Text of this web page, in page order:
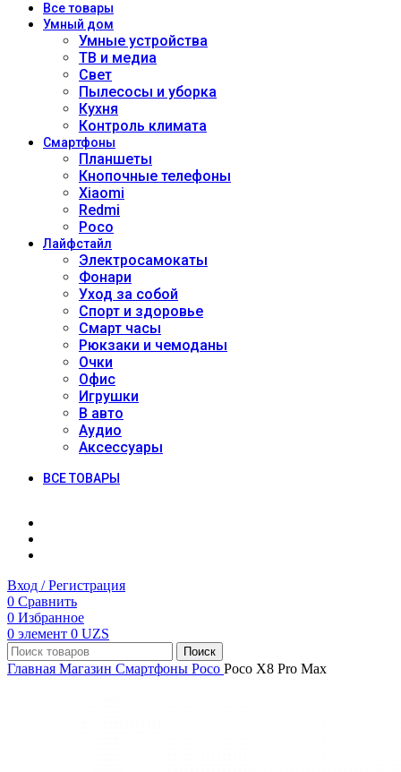
Всетовары
Умный дом
Умные устройства
ТВ и медиа
Свет
Пылесосы и уборка
Кухня
Контроль климата
Смартфоны
Планшеты
Кнопочные телефоны
Xiaomi
Redmi
Poco
Лайфстайл
Электросамокаты
Фонари
Уход за собой
Спорт и здоровье
Смарт часы
Рюкзаки и чемоданы
Очки
Офис
Игрушки
В авто
Аудио
Аксессуары
ВСЕ ТОВАРЫ
Вход / Регистрация
0 Сравнить
0 Избранное
0 элемент 0 UZS
Поиск
Главная Магазин Смартфоны Poco Poco X8 Pro Max